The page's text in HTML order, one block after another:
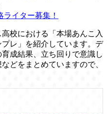
イター募集！
校における「本場あんこ入
レ」を紹介しています。デ
成結果、立ち回りで意識し
どをまとめていますので、